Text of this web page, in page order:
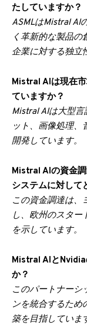
たしていますか？
ASMLはMistral AI
く革新的な製品
企業に対する独立
Mistral AIは現在
ていますか？
Mistral AIは大型
ット、画像処理
開発しています。
Mistral AIの資金
システムに対して
この資金調達は、
し、欧州のスター
を示しています。
Mistral AIとNvidia
か？
このパートナーシ
ンを統合するため
築を目指していま